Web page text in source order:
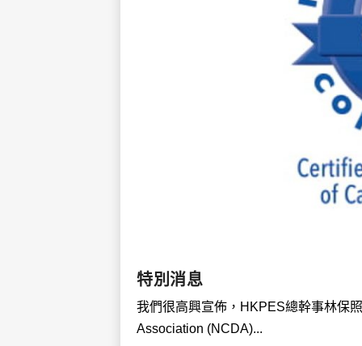
特別消息
我們很高興宣佈，HKPES總幹事林保
Association (NCDA)...